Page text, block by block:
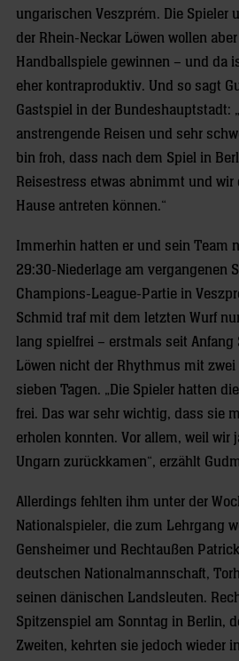
ungarischen Veszprém. Die Spieler
der Rhein-Neckar Löwen wollen
Handballspiele gewinnen – und da
eher kontraproduktiv. Und so sagt
Gastspiel in der Bundeshauptstadt:
anstrengende Reisen und sehr
bin froh, dass nach dem Spiel in
Reisestress etwas abnimmt und wir
Hause antreten können.“
Immerhin hatten er und sein Team
29:30-Niederlage am vergangenen
Champions-League-Partie in
Schmid traf mit dem letzten Wurf
lang spielfrei – erstmals seit
Löwen nicht der Rhythmus mit
sieben Tagen. „Die Spieler hatten
frei. Das war sehr wichtig, dass sie
erholen konnten. Vor allem, weil wir
Ungarn zurückkamen“, erzählt
Allerdings fehlten ihm unter der
Nationalspieler, die zum Lehrgang
Gensheimer und Rechtaußen
deutschen Nationalmannschaft,
seinen dänischen Landsleuten.
Spitzenspiel am Sonntag in Berlin,
Zweiten, kehrten sie jedoch wieder